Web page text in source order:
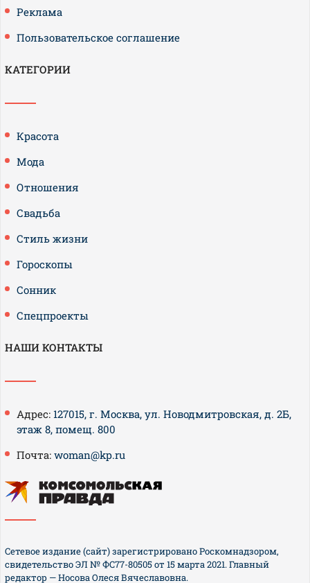
Реклама
Пользовательское соглашение
КАТЕГОРИИ
Красота
Мода
Отношения
Свадьба
Стиль жизни
Гороскопы
Сонник
Спецпроекты
НАШИ КОНТАКТЫ
Адрес: 127015, г. Москва, ул. Новодмитровская, д. 2Б,
этаж 8, помещ. 800
Почта: woman@kp.ru
Сетевое издание (сайт) зарегистрировано Роскомнадзором,
свидетельство ЭЛ № ФС77-80505 от 15 марта 2021. Главный
редактор — Носова Олеся Вячеславовна.